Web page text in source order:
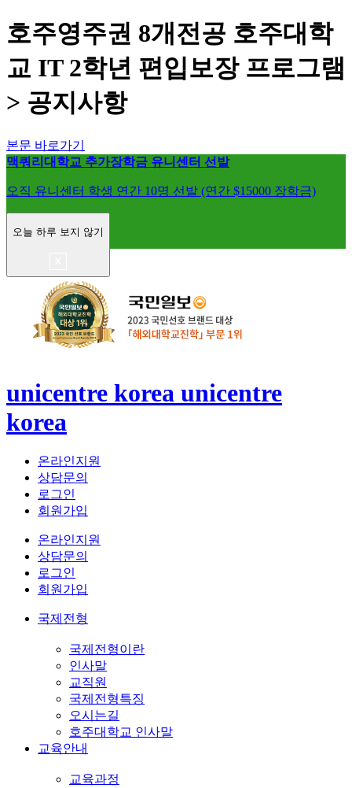
호주영주권 8개전공 호주대학
교 IT 2학년 편입보장 프로그램
> 공지사항
본문 바로가기
맥쿼리대학교 추가장학금 유니센터 선발
오직 유니센터 학생 연간 10명 선발 (연간 $15000 장학금)
오늘 하루 보지 않기
unicentre korea unicentre
korea
온라인지원
상담문의
로그인
회원가입
온라인지원
상담문의
로그인
회원가입
국제전형
국제전형이란
인사말
교직원
국제전형특징
오시는길
호주대학교 인사말
교육안내
교육과정